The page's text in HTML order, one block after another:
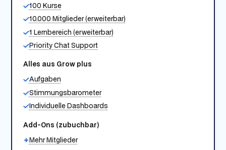
100 Kurse
10.000 Mitglieder (erweiterbar)
1 Lernbereich (erweiterbar)
Priority Chat Support
Alles aus Grow plus
Aufgaben
Stimmungsbarometer
Individuelle Dashboards
Add-Ons (zubuchbar)
Mehr Mitglieder